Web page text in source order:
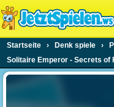
Startseite › Denk spiele ›
Solitaire Emperor - Secrets of